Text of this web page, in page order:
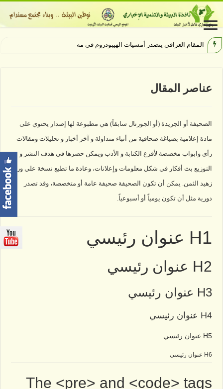
المقام العراقي يتصدر أمسيات الهيبودروم في مهرجان جرش
عناصر المقال
الصحيفة أو الجريدة (أو الجورنال سابقاً) هي مطبوعة لها إصدار يحتوي على
مادة إعلامية بصياغة صحافية من أنباء متداولة و آخر أخبار و تحليلات ومقالات
رأى وابواب مخصصة لأفرع الكتابة و الأدب ويمكن حصرها في هدف النشر و
التوزيع بث أفكار في شكل معلومات وإعلانات، وعادة ما تطبع نسخة علي ورق
زهيد الثمن. يمكن أن تكون الصحيفة صحيفة عامة أو متخصصة، وقد تصدر
دورية مثل أن تكون يومياً أو أسبوعياً.
H1 عنوان رئيسي
H2 عنوان رئيسي
H3 عنوان رئيسي
H4 عنوان رئيسي
H5 عنوان رئيسي
H6 عنوان رئيسي
The <pre> and <code> tags